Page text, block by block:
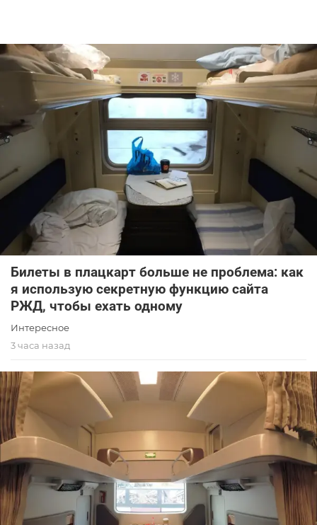
Билеты в плацкарт больше не проблема: как
я использую секретную функцию сайта
РЖД, чтобы ехать одному
Интересное
3 часа назад